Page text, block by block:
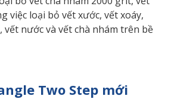
việc loại bỏ vết xước, vết xoáy,
nước và vết chà nhám trên bề
Two Step mới